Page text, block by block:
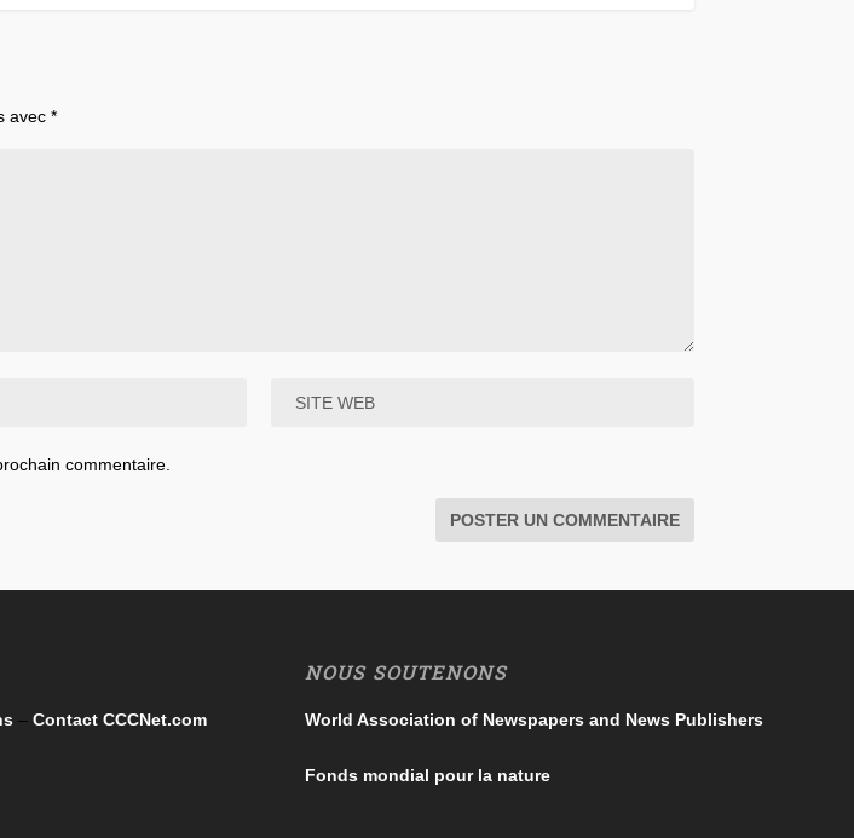
avec *
commentaire.
–Contact CCCNet.com
NOUS SOUTENONS
World Association of Newspapers and News Publishers
Fonds mondial pour la nature